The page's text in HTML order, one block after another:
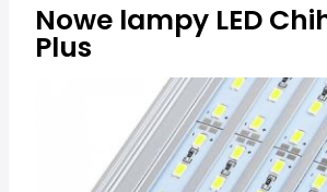
Nowe lampy LED
Plus